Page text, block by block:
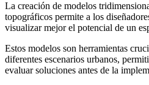
La creación de modelos
topográficos permite a los
visualizar mejor el potencial de un
Estos modelos son herramientas
diferentes escenarios urbanos,
evaluar soluciones antes de la